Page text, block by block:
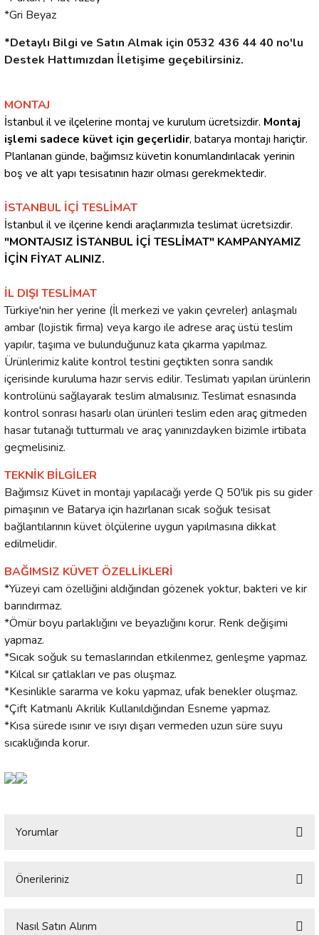
*Gri Beyaz
*Detaylı Bilgi ve Satın Almak için 0532 436 44 40 no'lu
Destek Hattımızdan İletişime geçebilirsiniz.
MONTAJ
İstanbul il ve ilçelerine montaj ve kurulum ücretsizdir. Montaj
işlemi sadece küvet için geçerlidir, batarya montajı hariçtir.
Planlanan günde, bağımsız küvetin konumlandırılacak yerinin
boş ve alt yapı tesisatının hazır olması gerekmektedir.
İSTANBUL İÇİ TESLİMAT
İstanbul il ve ilçerine kendi araçlarımızla teslimat ücretsizdir.
"MONTAJSIZ İSTANBUL İÇİ TESLİMAT" KAMPANYAMIZ
İÇİN FİYAT ALINIZ.
İL DIŞI TESLİMAT
Türkiye'nin her yerine (İl merkezi ve yakın çevreler) anlaşmalı
ambar (lojistik firma) veya kargo ile adrese araç üstü teslim
yapılır, taşıma ve bulunduğunuz kata çıkarma yapılmaz.
Ürünlerimiz kalite kontrol testini geçtikten sonra sandık
içerisinde kuruluma hazır servis edilir. Teslimatı yapılan ürünlerin
kontrolünü sağlayarak teslim almalısınız. Teslimat esnasında
kontrol sonrası hasarlı olan ürünleri teslim eden araç gitmeden
hasar tutanağı tutturmalı ve araç yanınızdayken bizimle irtibata
geçmelisiniz.
TEKNİK BİLGİLER
Bağımsız Küvet in montajı yapılacağı yerde Q 50'lik pis su gider
pimaşının ve Batarya için hazırlanan sıcak soğuk tesisat
bağlantılarının küvet ölçülerine uygun yapılmasına dikkat
edilmelidir.
BAĞIMSIZ KÜVET ÖZELLİKLERİ
*Yüzeyi cam özelliğini aldığından gözenek yoktur, bakteri ve kir
barındırmaz.
*Ömür boyu parlaklığını ve beyazlığını korur. Renk değişimi
yapmaz.
*Sıcak soğuk su temaslarından etkilenmez, genleşme yapmaz.
*Kılcal sır çatlakları ve pas oluşmaz.
*Kesinlikle sararma ve koku yapmaz, ufak benekler oluşmaz.
*Çift Katmanlı Akrilik Kullanıldığından Esneme yapmaz.
*Kısa sürede ısınır ve ısıyı dışarı vermeden uzun süre suyu
sıcaklığında korur.
Yorumlar
Önerileriniz
yetersiz gördüğünüz noktaları öneri formunu kullanarak tarafımıza
Nasıl Satın Alırım